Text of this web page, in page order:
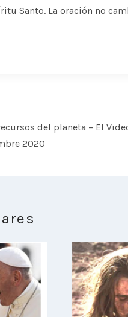
Santo. La oración no
del planeta – El
2020